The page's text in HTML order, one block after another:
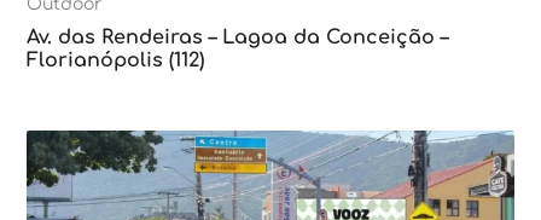
Outdoor
Av. das Rendeiras – Lagoa da Conceição –
Florianópolis (112)